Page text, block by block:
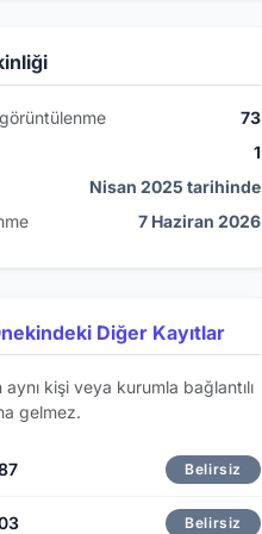
73
1
Nisan 2025 tarihinde
7 Haziran 2026
Diğer Kayıtlar
aynı kişi veya kurumla bağlantılı
gelmez.
Belirsiz
Belirsiz